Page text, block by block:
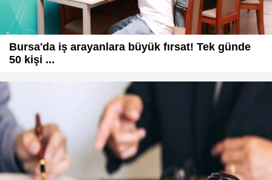
Bursa'da iş arayanlara büyük fırsat! Tek günde
50 kişi ...